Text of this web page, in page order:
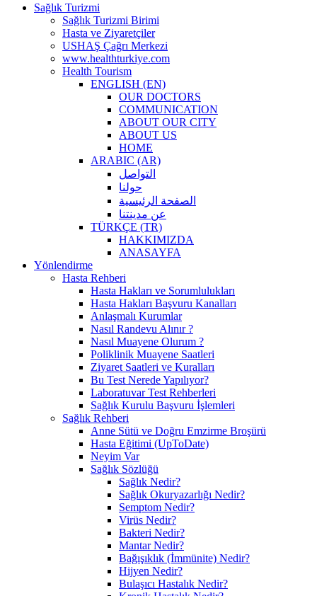
Sağlık Turizmi
Sağlık Turizmi Birimi
Hasta ve Ziyaretçiler
USHAŞ Çağrı Merkezi
www.healthturkiye.com
Health Tourism
ENGLISH (EN)
OUR DOCTORS
COMMUNICATION
ABOUT OUR CITY
ABOUT US
HOME
ARABIC (AR)
التواصل
حولنا
الصفحة الرئيسية
عن مدينتنا
TÜRKÇE (TR)
HAKKIMIZDA
ANASAYFA
Yönlendirme
Hasta Rehberi
Hasta Hakları ve Sorumlulukları
Hasta Hakları Başvuru Kanalları
Anlaşmalı Kurumlar
Nasıl Randevu Alınır ?
Nasıl Muayene Olurum ?
Poliklinik Muayene Saatleri
Ziyaret Saatleri ve Kuralları
Bu Test Nerede Yapılıyor?
Laboratuvar Test Rehberleri
Sağlık Kurulu Başvuru İşlemleri
Sağlık Rehberi
Anne Sütü ve Doğru Emzirme Broşürü
Hasta Eğitimi (UpToDate)
Neyim Var
Sağlık Sözlüğü
Sağlık Nedir?
Sağlık Okuryazarlığı Nedir?
Semptom Nedir?
Virüs Nedir?
Bakteri Nedir?
Mantar Nedir?
Bağışıklık (İmmünite) Nedir?
Hijyen Nedir?
Bulaşıcı Hastalık Nedir?